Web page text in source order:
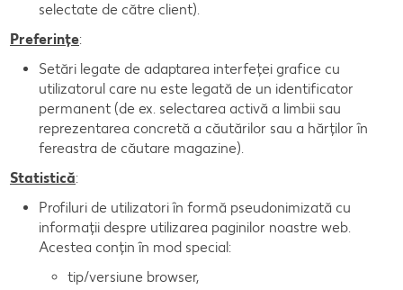
selectate de către client).
Preferințe:
Setări legate de adaptarea interfeței grafice cu
utilizatorul care nu este legată de un identificator
permanent (de ex. selectarea activă a limbii sau
reprezentarea concretă a căutărilor sau a hărților în
fereastra de căutare magazine).
Statistică:
Profiluri de utilizatori în formă pseudonimizată cu
informații despre utilizarea paginilor noastre web.
Acestea conțin în mod special:
tip/versiune browser,